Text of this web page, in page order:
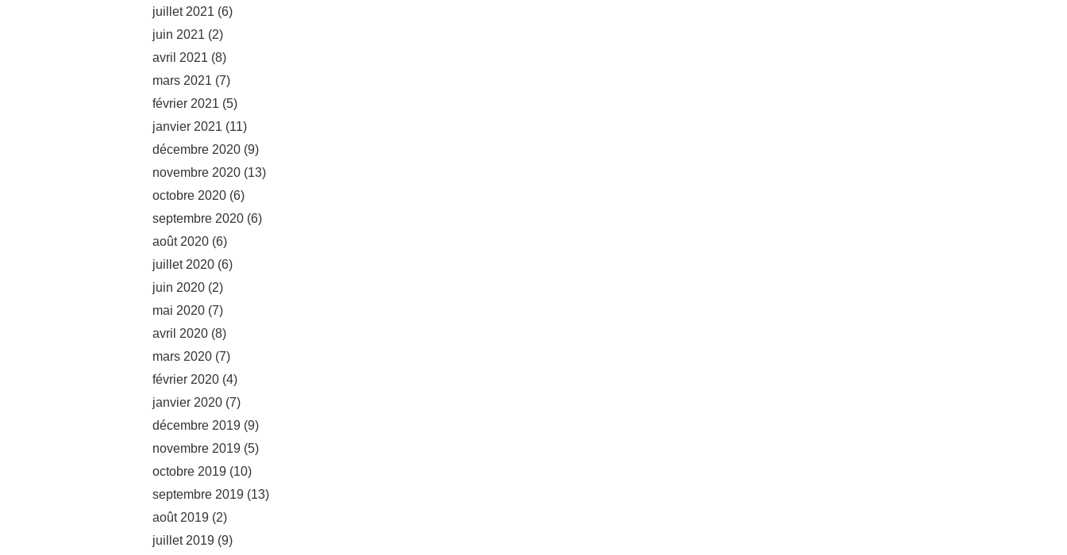
juillet 2021 (6)
juin 2021 (2)
avril 2021 (8)
mars 2021 (7)
février 2021 (5)
janvier 2021 (11)
décembre 2020 (9)
novembre 2020 (13)
octobre 2020 (6)
septembre 2020 (6)
août 2020 (6)
juillet 2020 (6)
juin 2020 (2)
mai 2020 (7)
avril 2020 (8)
mars 2020 (7)
février 2020 (4)
janvier 2020 (7)
décembre 2019 (9)
novembre 2019 (5)
octobre 2019 (10)
septembre 2019 (13)
août 2019 (2)
juillet 2019 (9)